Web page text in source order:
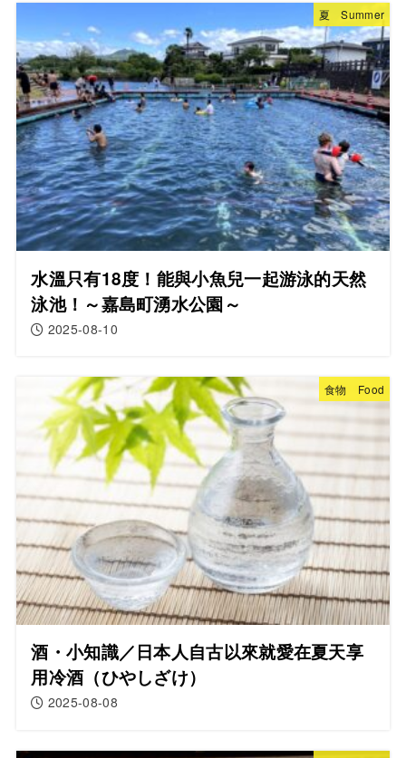
夏 Summer
水溫只有18度！能與小魚兒一起游泳的天然
泳池！～嘉島町湧水公園～
2025-08-10
食物 Food
酒・小知識／日本人自古以來就愛在夏天享
用冷酒（ひやしざけ）
2025-08-08